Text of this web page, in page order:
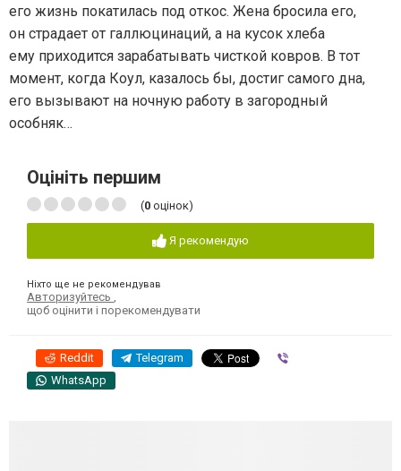
его жизнь покатилась под откос. Жена бросила его,
он страдает от галлюцинаций, а на кусок хлеба
ему приходится зарабатывать чисткой ковров. В тот
момент, когда Коул, казалось бы, достиг самого дна,
его вызывают на ночную работу в загородный
особняк…
Оцініть першим
(0 оцінок)
Я рекомендую
Ніхто ще не рекомендував
Авторизуйтесь ,
щоб оцінити і порекомендувати
Reddit Telegram
WhatsApp